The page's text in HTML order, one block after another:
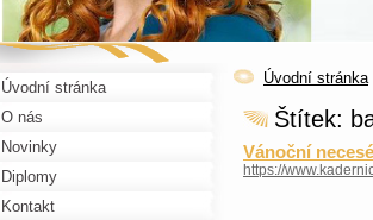
Úvodní stránka
Štítek:
Vánoční
https://
Úvodní stránka
O nás
Novinky
Diplomy
Kontakt